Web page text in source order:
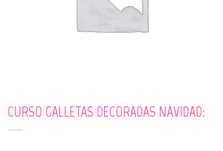
CURSO GALLETAS DECORADAS NAVIDAD: